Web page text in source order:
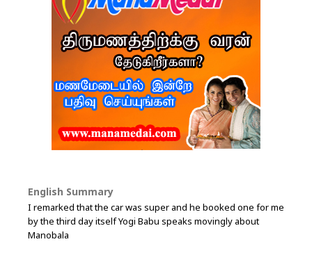
English Summary
I remarked that the car was super and he booked one for me
by the third day itself Yogi Babu speaks movingly about
Manobala